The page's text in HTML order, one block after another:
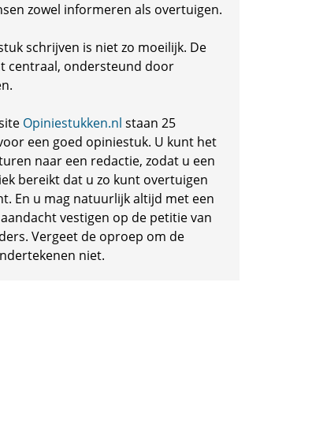
zowel informeren als overtuigen.
schrijven is niet zo moeilijk. De
centraal, ondersteund door
Opiniestukken.nl staan 25
een goed opiniestuk. U kunt het
naar een redactie, zodat u een
bereikt dat u zo kunt overtuigen
En u mag natuurlijk altijd met een
vestigen op de petitie van
Vergeet de oproep om de
niet.